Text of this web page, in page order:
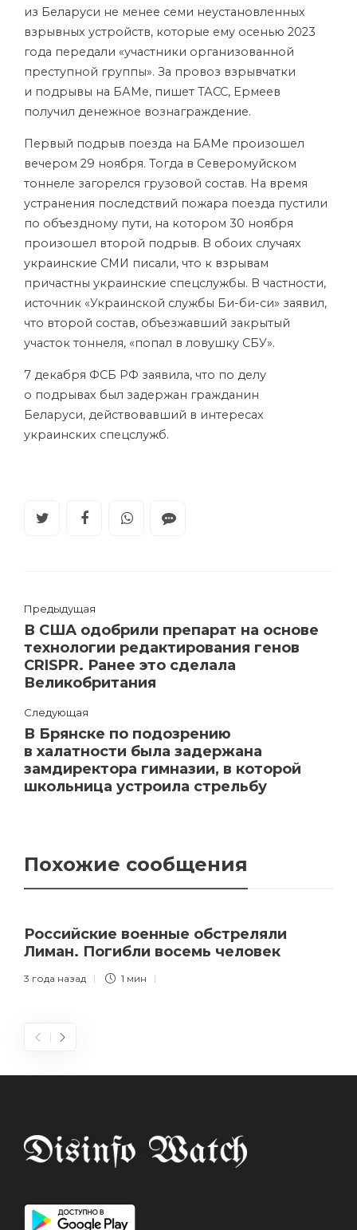
из Беларуси не менее семи неустановленных
взрывных устройств, которые ему осенью 2023
года передали «участники организованной
преступной группы». За провоз взрывчатки
и подрывы на БАМе, пишет ТАСС, Ермеев
получил денежное вознаграждение.
Первый подрыв поезда на БАМе произошел
вечером 29 ноября. Тогда в Северомуйском
тоннеле загорелся грузовой состав. На время
устранения последствий пожара поезда пустили
по объездному пути, на котором 30 ноября
произошел второй подрыв. В обоих случаях
украинские СМИ писали, что к взрывам
причастны украинские спецслужбы. В частности,
источник «Украинской службы Би-би-си» заявил,
что второй состав, объезжавший закрытый
участок тоннеля, «попал в ловушку СБУ».
7 декабря ФСБ РФ заявила, что по делу
о подрывах был задержан гражданин
Беларуси, действовавший в интересах
украинских спецслужб.
Предыдущая
В США одобрили препарат на основе
технологии редактирования генов
CRISPR. Ранее это сделала
Великобритания
Следующая
В Брянске по подозрению
в халатности была задержана
замдиректора гимназии, в которой
школьница устроила стрельбу
Похожие сообщения
Российские военные обстреляли
Лиман. Погибли восемь человек
3 года назад 1 мин